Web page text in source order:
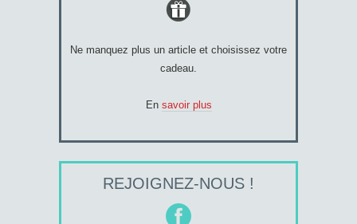
Ne manquez plus un article et choisissez votre
cadeau.
En savoir plus
REJOIGNEZ-NOUS !